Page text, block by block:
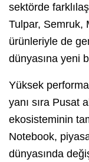
sektörde
Tulpar, Semruk,
ürünleriyle de
dünyasına yeni
Yüksek
yanı sıra Pusat
ekosisteminin
Notebook,
dünyasında